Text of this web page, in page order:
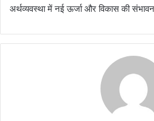
अर्थव्यवस्था में नई ऊर्जा और विकास की